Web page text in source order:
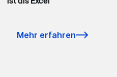
ist als Excel
Mehr erfahren